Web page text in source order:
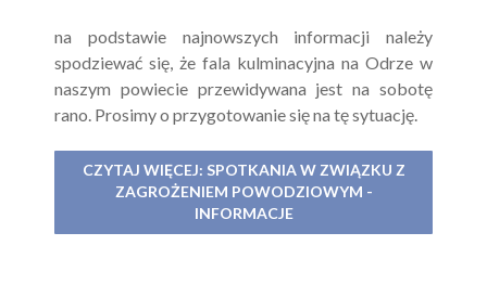
na podstawie najnowszych informacji należy
spodziewać się, że fala kulminacyjna na Odrze w
naszym powiecie przewidywana jest na sobotę
rano. Prosimy o przygotowanie się na tę sytuację.
CZYTAJ WIĘCEJ: SPOTKANIA W ZWIĄZKU Z
ZAGROŻENIEM POWODZIOWYM -
INFORMACJE